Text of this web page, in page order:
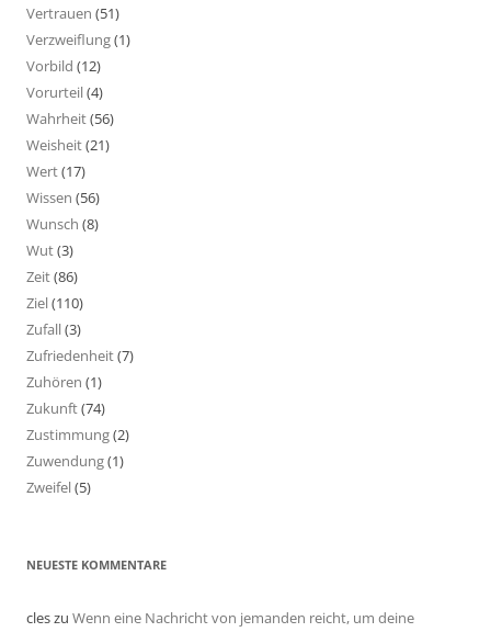
Vertrauen (51)
Verzweiflung(1)
Vorbild (12)
Vorurteil(4)
Wahrheit(56)
Weisheit(21)
Wert(17)
Wissen (56)
Wunsch (8)
Wut(3)
Zeit(86)
Ziel(110)
Zufall(3)
Zufriedenheit(7)
Zuhören (1)
Zukunft(74)
Zustimmung(2)
Zuwendung(1)
Zweifel(5)
NEUESTE KOMMENTARE
cleszu Wenn eine Nachricht von jemanden reicht, um deine